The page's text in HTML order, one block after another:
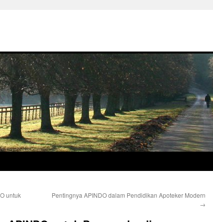
untuk
Pentingnya APINDO dalam Pendidikan Apoteker Modern
→